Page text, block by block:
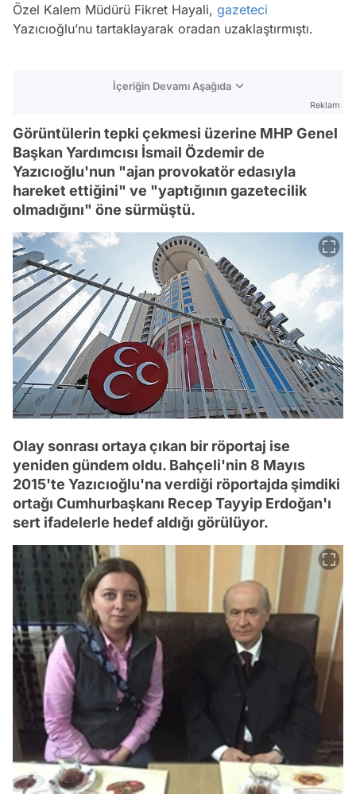
Özel Kalem Müdürü Fikret Hayali, gazeteci
Yazıcıoğlu’nu tartaklayarak oradan uzaklaştırmıştı.
İçeriğin Devamı Aşağıda
Reklam
Görüntülerin tepki çekmesi üzerine MHP Genel
Başkan Yardımcısı İsmail Özdemir de
Yazıcıoğlu'nun "ajan provokatör edasıyla
hareket ettiğini" ve "yaptığının gazetecilik
olmadığını" öne sürmüştü.
Olay sonrası ortaya çıkan bir röportaj ise
yeniden gündem oldu. Bahçeli'nin 8 Mayıs
2015'te Yazıcıoğlu'na verdiği röportajda şimdiki
ortağı Cumhurbaşkanı Recep Tayyip Erdoğan'ı
sert ifadelerle hedef aldığı görülüyor.